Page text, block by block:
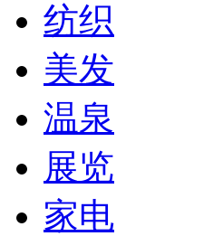
纺织
美发
温泉
展览
家电